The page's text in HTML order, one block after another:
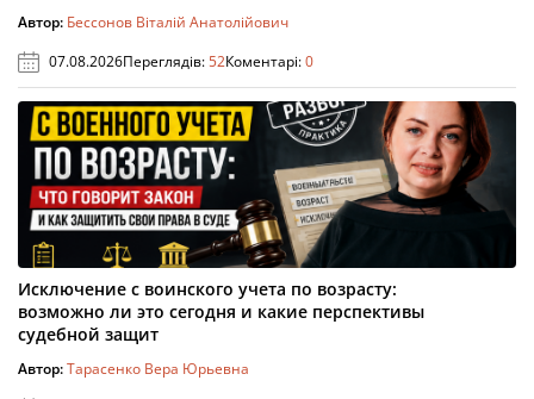
Автор: Бессонов Віталій Анатолійович
07.08.2026Переглядів:52Коментарі:0
Исключение с воинского учета по возрасту:
возможно ли это сегодня и какие перспективы
судебной защит
Автор:Тарасенко Вера Юрьевна